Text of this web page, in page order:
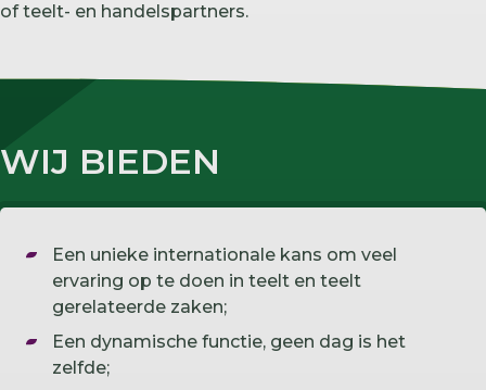
of teelt- en handelspartners.
WIJ BIEDEN
Een unieke internationale kans om veel
ervaring op te doen in teelt en teelt
gerelateerde zaken;
Een dynamische functie, geen dag is het
zelfde;